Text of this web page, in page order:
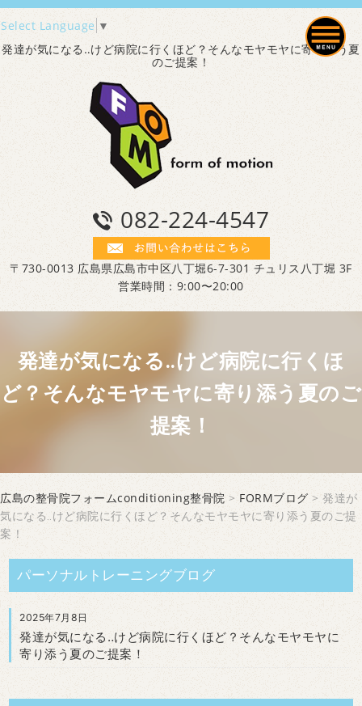
Select Language ▼
発達が気になる‥けど病院に行くほど？そんなモヤモヤに寄り添う夏
のご提案！
082-224-4547
〒730-0013 広島県広島市中区八丁堀6-7-301 チュリス八丁堀 3F
営業時間：9:00〜20:00
発達が気になる‥けど病院に行くほ
ど？そんなモヤモヤに寄り添う夏のご
提案！
広島の整骨院フォームconditioning整骨院 > FORMブログ > 発達が
気になる‥けど病院に行くほど？そんなモヤモヤに寄り添う夏のご提
案！
パーソナルトレーニングブログ
2025年7月8日
発達が気になる‥けど病院に行くほど？そんなモヤモヤに
寄り添う夏のご提案！